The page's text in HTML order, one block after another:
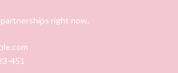
right now.
451